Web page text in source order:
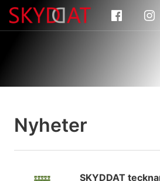
Nyheter
SKYDDAT